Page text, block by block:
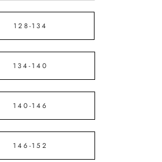
128-134
134-140
140-146
146-152